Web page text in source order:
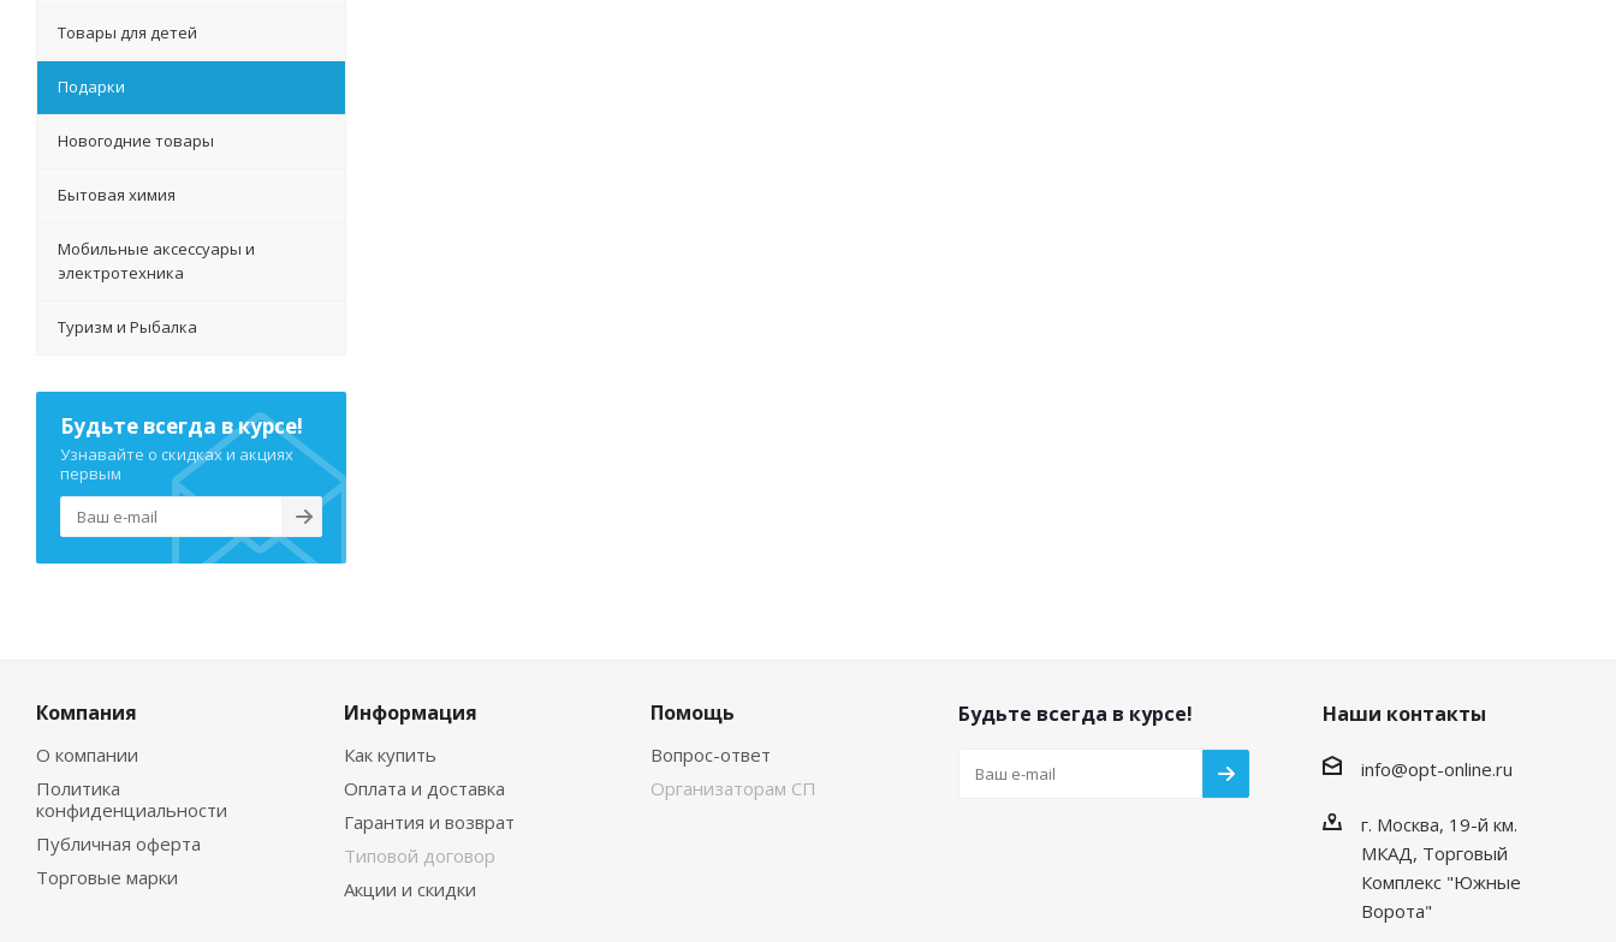
Товары для детей
Подарки
Новогодние товары
Бытовая химия
Мобильные аксессуары и
электротехника
Туризм и Рыбалка
Будьте всегда в курсе!
Узнавайте о скидках и акциях
первым
Компания
О компании
Политика
конфиденциальности
Публичная оферта
Торговые марки
Информация
Как купить
Оплата и доставка
Гарантия и возврат
Типовой договор
Акции и скидки
Помощь
Вопрос-ответ
Организаторам СП
Будьте всегда в курсе! Наши контакты
info@opt-online.ru
г. Москва, 19-й км.
МКАД, Торговый
Комплекс "Южные
Ворота"